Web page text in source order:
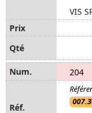
VIS
204